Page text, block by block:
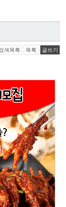
색목록 목록 글쓰기